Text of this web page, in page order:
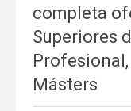
completa
Superiores
Másters